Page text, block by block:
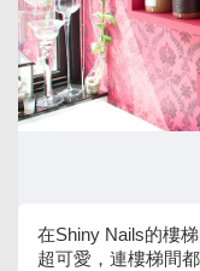
在Shiny Nails的樓
超可愛，連樓梯間